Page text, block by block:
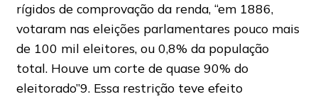
rígidos de comprovação da renda, “em 1886,
votaram nas eleições parlamentares pouco mais
de 100 mil eleitores, ou 0,8% da população
total. Houve um corte de quase 90% do
eleitorado”9. Essa restrição teve efeito